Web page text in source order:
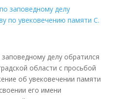
делу обратился
области с просьбой
об увековечении памяти
его имени